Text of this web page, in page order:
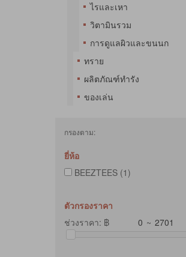
ไรและเหา
วิตามินรวม
การดูแลผิวและขนนก
ทราย
ผลิตภัณฑ์ทำรัง
ของเล่น
กรองตาม:
ยี่ห้อ
BEEZTEES (1)
ตัวกรองราคา
ช่วงราคา: ฿
~